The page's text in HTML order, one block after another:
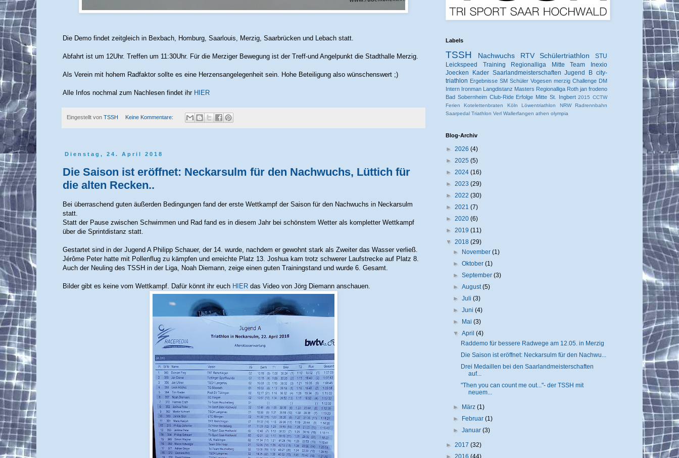
Die Demo findet zeitgleich in Bexbach, Homburg, Saarlouis, Merzig, Saarbrücken und Lebach statt.
Abfahrt ist um 12Uhr. Treffen um 11:30Uhr. Für die Merziger Bewegung ist der Treff-und Angelpunkt die Stadthalle Merzig.
Als Verein mit hohem Radfaktor sollte es eine Herzensangelegenheit sein. Hohe Beteiligung also wünschenswert ;)
Alle Infos nochmal zum Nachlesen findet ihr HIER
Eingestellt von TSSH Keine Kommentare:
Dienstag, 24. April 2018
Die Saison ist eröffnet: Neckarsulm für den Nachwuchs, Lüttich für
die alten Recken..
Bei überraschend guten äußerden Bedingungen fand der erste Wettkampf der Saison für den Nachwuchs in Neckarsulm
statt.
Statt der Pause zwischen Schwimmen und Rad fand es in diesem Jahr bei schönstem Wetter als kompletter Wettkampf
über die Sprintdistanz statt.
Gestartet sind in der Jugend A Philipp Schauer, der 14. wurde, nachdem er gewohnt stark als Zweiter das Wasser verließ.
Jérôme Peter hatte mit Pollenflug zu kämpfen und erreichte Platz 13. Joshua kam trotz schwerer Laufstrecke auf Platz 8.
Auch der Neuling des TSSH in der Liga, Noah Diemann, zeige einen guten Trainingstand und wurde 6. Gesamt.
Bilder gibt es keine vom Wettkampf. Dafür könnt ihr euch HIER das Video von Jörg Diemann anschauen.
Labels
TSSH Nachwuchs RTV Schülertriathlon
STU
Leickspeed
Training Regionalliga Mitte
Team Inexio
Joecken
Kader Saarlandmeisterschaften Jugend B city-
triathlon Ergebnisse SM Schüler Vogesen merzig Challenge DM
Intern Ironman Langdistanz Masters Regionalliga Roth jan frodeno
Bad Sobernheim Club-Ride Erfolge Mitte St. Ingbert 2015 CCTW
Ferien
Kotelettenbraten Köln Löwentriathlon NRW
Radrennbahn
Saarpedal Triathlon Verl Wallerfangen athen olympia
Blog-Archiv
► 2026 (4)
► 2025 (5)
► 2024 (16)
► 2023 (29)
► 2022 (30)
► 2021 (7)
► 2020 (6)
► 2019 (11)
▼ 2018 (29)
►
November(1)
►Oktober(1)
►September(3)
►August(5)
►Juli(3)
►Juni(4)
►
Mai(3)
▼April(4)
Raddemo für bessere Radwege am 12.05. in Merzig
Die Saison ist eröffnet: Neckarsulm für den Nachwu...
Drei Medaillen bei den Saarlandmeisterschaften
auf...
"Then you can count me out..."- der TSSH mit
neuem...
► März(1)
►
Februar(1)
►Januar(3)
► 2017 (32)